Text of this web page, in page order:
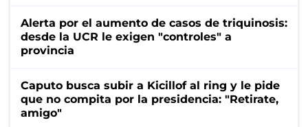
Alerta por el aumento de casos de triquinosis:
desde la UCR le exigen "controles" a
provincia
Caputo busca subir a Kicillof al ring y le pide
que no compita por la presidencia: "Retirate,
amigo"